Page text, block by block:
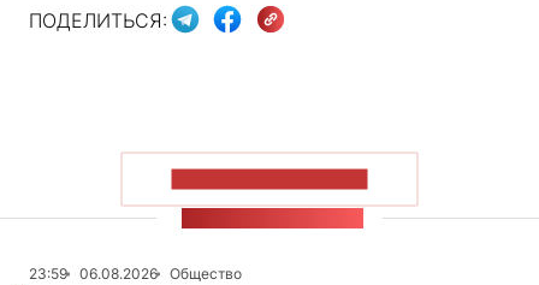
ПОДЕЛИТЬСЯ:
23:59 06.08.2026
Общество